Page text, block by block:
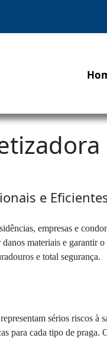
e
empresas e
materiais e garantir
e total segurança.
sérios riscos à
para cada tipo de